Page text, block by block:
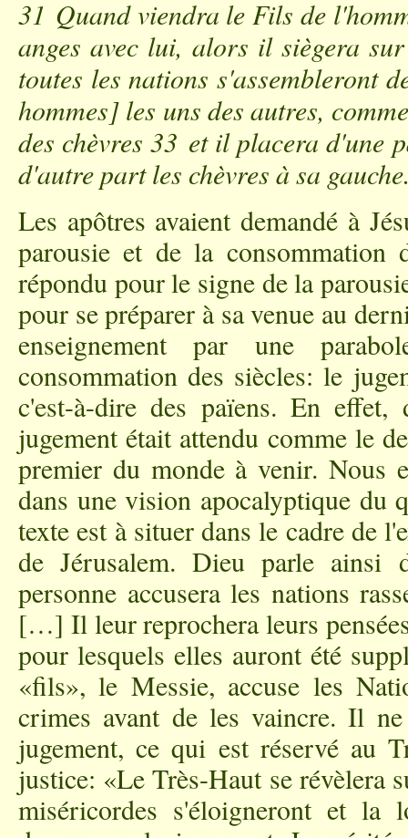
31 Quand viendra le Fils de
anges avec lui, alors il siègera
toutes les nations s'assembleront
hommes] les uns des autres,
des chèvres 33 et il placera d'une
d'autre part les chèvres à sa
Les apôtres avaient demandé à
parousie et de la consommation
répondu pour le signe de la
pour se préparer à sa venue au
enseignement par une
consommation des siècles: le
c'est-à-dire des païens. En
jugement était attendu comme le
premier du monde à venir. Nous
dans une vision apocalyptique du
texte est à situer dans le cadre de
de Jérusalem. Dieu parle
personne accusera les nations
[…] Il leur reprochera leurs
pour lesquels elles auront été
«fils», le Messie, accuse les
crimes avant de les vaincre. Il
jugement, ce qui est réservé au
justice: «Le Très-Haut se révèlera
miséricordes s'éloigneront et la